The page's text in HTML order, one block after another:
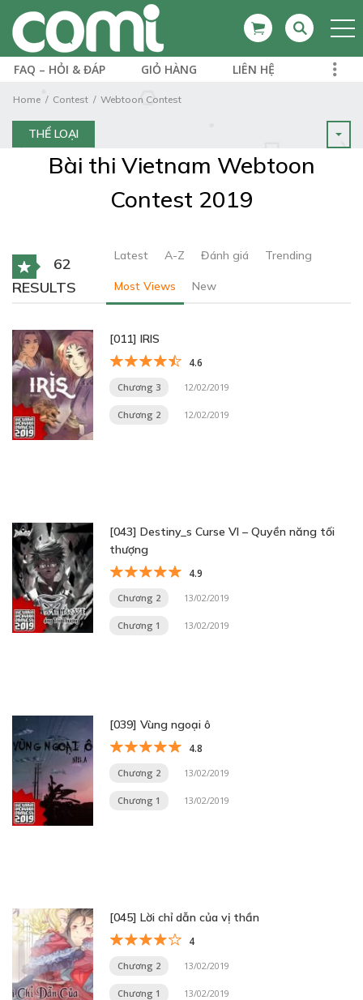
FAQ – HỎI & ĐÁP GIỎ HÀNG LIÊN HỆ
Home Contest Webtoon Contest
THỂ LOẠI
Bài thi Vietnam Webtoon
Contest 2019
62
RESULTS
Latest A-Z Đánh giá Trending
Most Views New
[011] IRIS
4.6
Chương 3 12/02/2019
Chương 2 12/02/2019
[043] Destiny_s Curse VI – Quyền năng tối
thượng
4.9
Chương 2 13/02/2019
Chương 1 13/02/2019
[039] Vùng ngoại ô
4.8
Chương 2 13/02/2019
Chương 1 13/02/2019
[045] Lời chỉ dẫn của vị thần
4
Chương 2 13/02/2019
Chương 1 13/02/2019